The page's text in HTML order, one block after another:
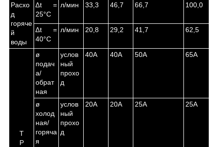
Расхо
д
горяче
й
воды
∆t =
25°С
л/мин 33,3 46,7 66,7 100,0
∆t =
40°С
л/мин 20,8 29,2 41,7 62,5
Т
Р
ø
подач
а/
обрат
ная
услов
ный
прохо
д
40А 40А 50А 65А
ø
холод
ная/
горяча
я
услов
ный
прохо
д
20А 20А 25А 25А